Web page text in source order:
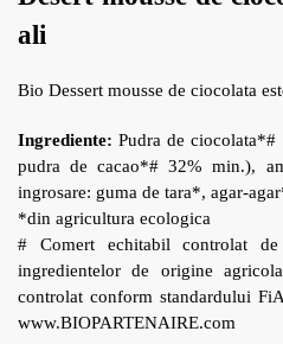
ali
Bio Dessert mousse de ciocolata
Ingrediente:Pudra de
pudra de cacao*# 32% min.),
ingrosare: guma de tara*, agar-
*din agricultura ecologica
# Comert echitabil controlat
ingredientelor de origine
controlat conform standardului
www.BIOPARTENAIRE.com